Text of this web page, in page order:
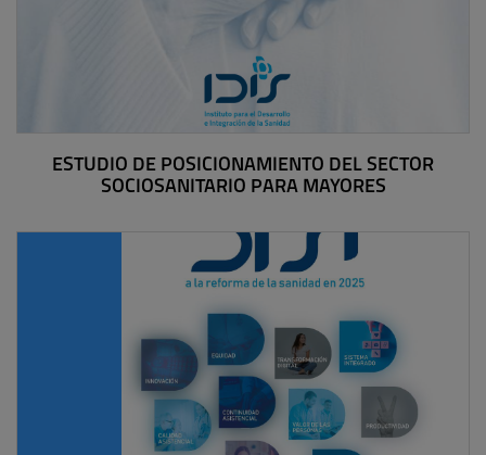
ESTUDIO DE POSICIONAMIENTO DEL SECTOR
SOCIOSANITARIO PARA MAYORES